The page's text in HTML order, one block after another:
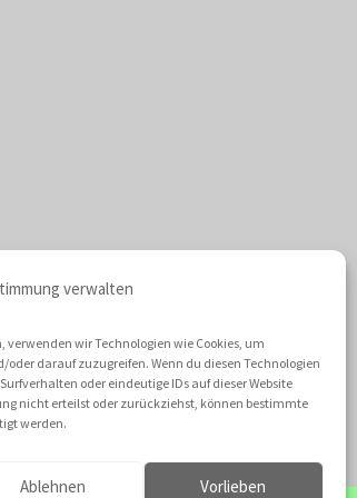
verwalten
verwenden wir Technologien wie Cookies, um
darauf zuzugreifen. Wenn du diesen Technologien
oder eindeutige IDs auf dieser Website
nicht erteilst oder zurückziehst, können bestimmte
werden.
Ablehnen Vorlieben